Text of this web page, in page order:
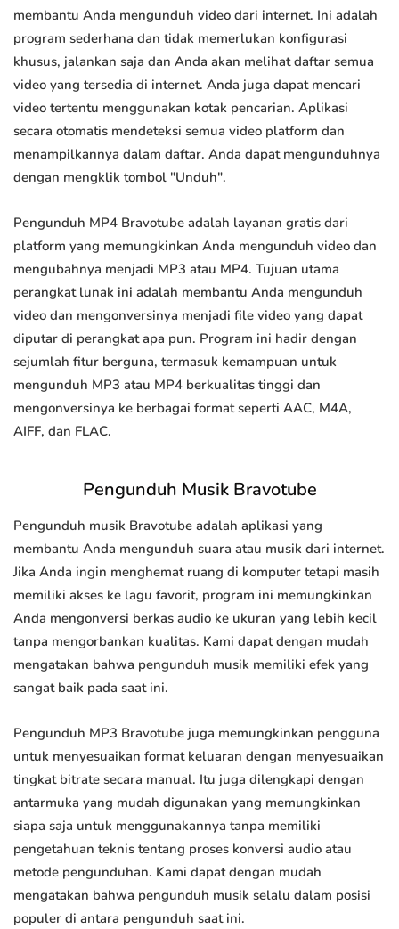
membantu Anda mengunduh video dari internet. Ini adalah
program sederhana dan tidak memerlukan konfigurasi
khusus, jalankan saja dan Anda akan melihat daftar semua
video yang tersedia di internet. Anda juga dapat mencari
video tertentu menggunakan kotak pencarian. Aplikasi
secara otomatis mendeteksi semua video platform dan
menampilkannya dalam daftar. Anda dapat mengunduhnya
dengan mengklik tombol "Unduh".
Pengunduh MP4 Bravotube adalah layanan gratis dari
platform yang memungkinkan Anda mengunduh video dan
mengubahnya menjadi MP3 atau MP4. Tujuan utama
perangkat lunak ini adalah membantu Anda mengunduh
video dan mengonversinya menjadi file video yang dapat
diputar di perangkat apa pun. Program ini hadir dengan
sejumlah fitur berguna, termasuk kemampuan untuk
mengunduh MP3 atau MP4 berkualitas tinggi dan
mengonversinya ke berbagai format seperti AAC, M4A,
AIFF, dan FLAC.
Pengunduh Musik Bravotube
Pengunduh musik Bravotube adalah aplikasi yang
membantu Anda mengunduh suara atau musik dari internet.
Jika Anda ingin menghemat ruang di komputer tetapi masih
memiliki akses ke lagu favorit, program ini memungkinkan
Anda mengonversi berkas audio ke ukuran yang lebih kecil
tanpa mengorbankan kualitas. Kami dapat dengan mudah
mengatakan bahwa pengunduh musik memiliki efek yang
sangat baik pada saat ini.
Pengunduh MP3 Bravotube juga memungkinkan pengguna
untuk menyesuaikan format keluaran dengan menyesuaikan
tingkat bitrate secara manual. Itu juga dilengkapi dengan
antarmuka yang mudah digunakan yang memungkinkan
siapa saja untuk menggunakannya tanpa memiliki
pengetahuan teknis tentang proses konversi audio atau
metode pengunduhan. Kami dapat dengan mudah
mengatakan bahwa pengunduh musik selalu dalam posisi
populer di antara pengunduh saat ini.